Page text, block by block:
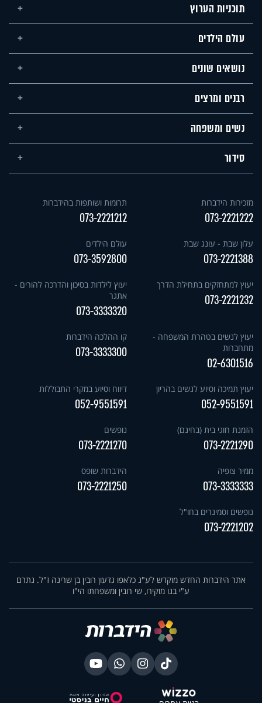
תוכניות הערוץ
עולם הילדים
נושאים שונים
רבנים ומרצים
נשים ומשפחה
סידור
מזכירות הידברות
073-2221222
תרומות ושותפות בהידברות
073-2221212
עלון שבת - עונג שבת
073-2221388
עולם הילדים
073-3592800
יעוץ למתחזקים בתחילת הדרך
073-2221232
יעוץ לילדות בסיכון והדרכה להורים -
אתגר
073-3333320
יעוץ לנשים בטהרת המשפחה -
מתחברות
02-6301516
קו ההלכה הידברות
073-3333300
יעוץ תמיכה וסיוע לנשים בהריון
052-9551591
דיווח וסיוע במקרי התבוללות
052-9551591
הזמנת חוגי בית (בחינם)
073-2221290
נופשים
073-2221270
ממיר צופיה
073-3333333
הידברות שופס
073-2221250
נופשים וסמינרים בחו"ל
073-2221202
אתר הידברות החדש מוקדש לע"נ כלאפו גדעון רובין בן שרינה ז"ל. נתרם
ע"י בנו מוקירו, שי רובין ומשפחתו הי"ו